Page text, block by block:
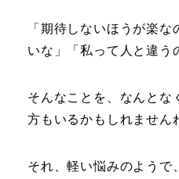
「期待しないほうが楽
いな」「私って人と違う
そんなことを、なんとな
方もいるかもしれません
それ、軽い悩みのようで